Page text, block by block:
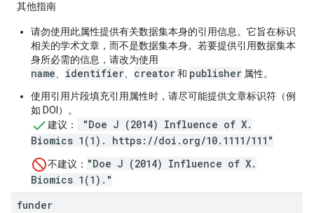
其他指南
请勿使用此属性提供有关数据集本身的引用信息。它旨在标识
相关的学术文章，而不是数据集本身。若要提供引用数据集本
身所必需的信息，请改为使用
name identifier creator和 publisher 属性。
使用引用片段填充引用属性时，请尽可能提供文章标识符（例
如 DOI）。
建议 ：
"Doe J (2014) Influence of X.
Biomics 1(1). https://doi.org/10.1111/111"
不建议 ： "Doe J (2014) Influence of X.
Biomics 1(1)."
funder